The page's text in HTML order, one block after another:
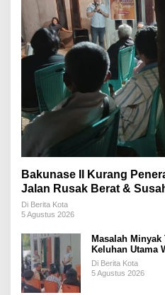
Bakunase II Kurang
Jalan Rusak Berat &
Di Berita Kota
5 Agustus 2026
Masalah Minyak
Keluhan Utama
Di Berita Kota
5 Agustus 2026